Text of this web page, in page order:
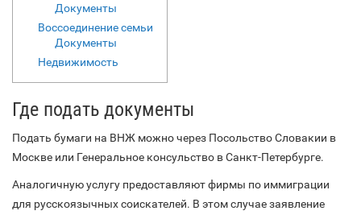
Документы
Воссоединение семьи
Документы
Недвижимость
Где подать документы
Подать бумаги на ВНЖ можно через Посольство Словакии в
Москве или Генеральное консульство в Санкт-Петербурге.
Аналогичную услугу предоставляют фирмы по иммиграции
для русскоязычных соискателей. В этом случае заявление